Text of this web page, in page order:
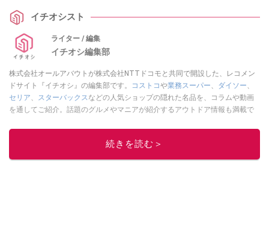
イチオシスト
ライター / 編集
イチオシ編集部
株式会社オールアバウトが株式会社NTTドコモと共同で開設した、レコメン
ドサイト『イチオシ』の編集部です。
コストコや業務スーパー ダイソー
セリア
スターバックス などの人気ショップの隠れた名品を、コラムや動画
を通してご紹介。話題のグルメやマニアが紹介するアウトドア情報も満載で
レビューしています。毎日トレンド情報をお届けしているので、ぜひ
してください！続きを読む＞